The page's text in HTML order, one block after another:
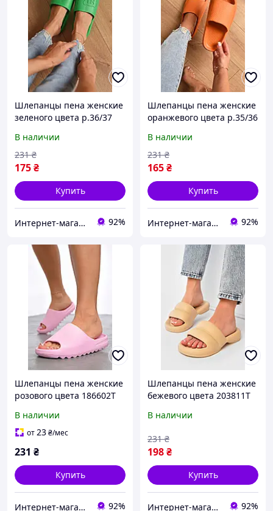
Шлепанцы пена женские
зеленого цвета р.36/37
доставка
В наличии
175₴
231 ₴
Купить
Интернет-магазин Optom7km.net - опт и розница товаров Одесса, рынок 7км 92%
Шлепанцы пена женские
оранжевого цвета р.35/36
доставка
В наличии
165₴
231 ₴
Купить
Интернет-магазин Optom7km.net - опт и розница товаров Одесса, рынок 7км 92%
Шлепанцы пена женские
розового цвета 186602T
В наличии
от23₴/мес
231 ₴
Купить
Интернет-магазин Optom7km.net - опт и розница товаров Одесса, рынок 7км 92%
Шлепанцы пена женские
бежевого цвета 203811T
В наличии
198₴
231 ₴
Купить
Интернет-магазин Optom7km.net - опт и розница товаров Одесса, рынок 7км 92%